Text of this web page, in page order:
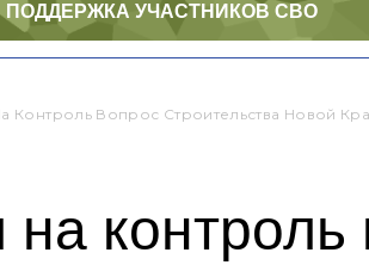
ПОДДЕРЖКА УЧАСТНИКОВ СВО
Контроль Вопрос Строительства Новой
контроль